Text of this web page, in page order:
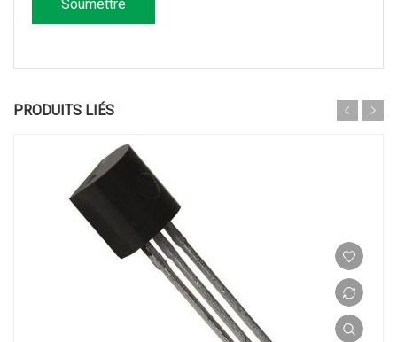
PRODUITS LIÉS